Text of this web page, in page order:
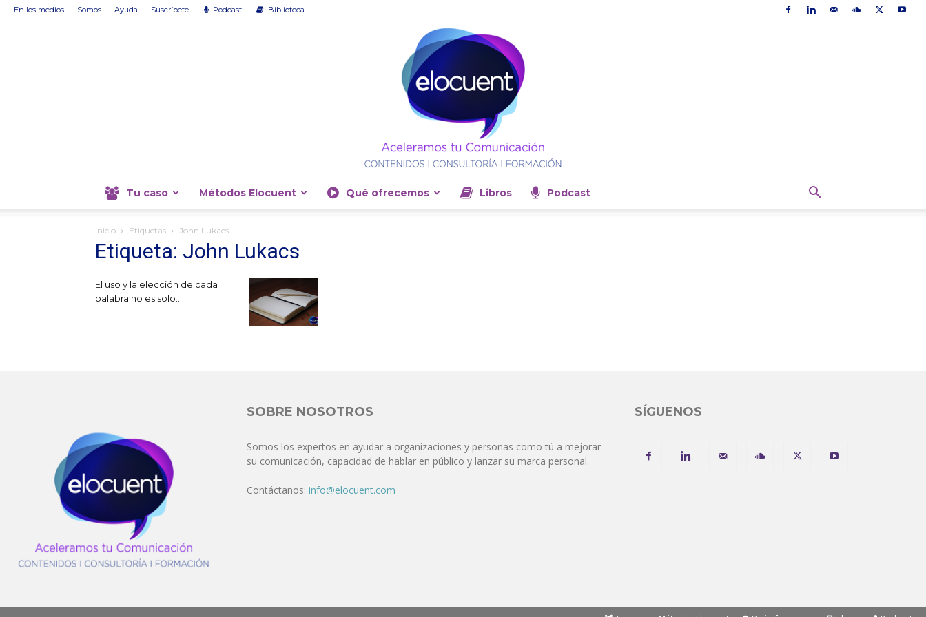
En los medios Somos Ayuda Suscríbete Podcast Biblioteca
Tu caso Métodos Elocuent Qué ofrecemos Libros Podcast
Inicio Etiquetas John Lukacs
Etiqueta: John Lukacs
El uso y la elección de cada
palabra no es solo...
SOBRE NOSOTROS
Somos los expertos en ayudar a organizaciones y personas como tú a mejorar
su comunicación, capacidad de hablar en público y lanzar su marca personal.
Contáctanos: info@elocuent.com
SÍGUENOS